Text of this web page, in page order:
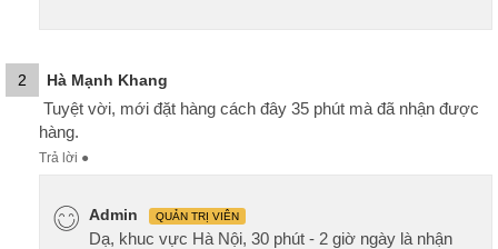
2 Hà Mạnh Khang
Tuyệt vời, mới đặt hàng cách đây 35 phút mà đã nhận được
hàng.
Trả lời ●
Admin QUẢN TRỊ VIÊN
Dạ, khuc vực Hà Nội, 30 phút - 2 giờ ngày là nhận